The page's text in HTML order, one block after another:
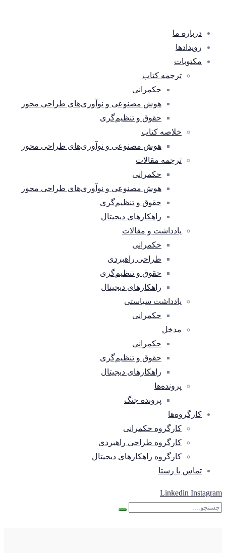
درباره ما
رویدادها
مکتوبات
ترجمه کتاب
حکمرانی
هوش مصنوعی و نوآوری‌های طراحی محور
حقوق و تنظیم‌گری
خلاصه کتاب
هوش مصنوعی و نوآوری‌های طراحی محور
ترجمه مقالات
حکمرانی
هوش مصنوعی و نوآوری‌های طراحی محور
حقوق و تنظیم‌گری
راهکارهای دیجیتال
یادداشت و مقالات
حکمرانی
طراحی راهبردی
حقوق و تنظیم‌گری
راهکارهای دیجیتال
یادداشت سیاستی
حکمرانی
مدخل
حکمرانی
حقوق و تنظیم‌گری
راهکارهای دیجیتال
پرونده‌ها
پرونده جنگ
کارگروه‌ها
کارگروه حکمرانی
کارگروه طراحی راهبردی
کارگروه راهکارهای دیجیتال
تماس با رستا
Linkedin Instagram